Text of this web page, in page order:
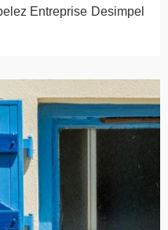
Entreprise Desimpel